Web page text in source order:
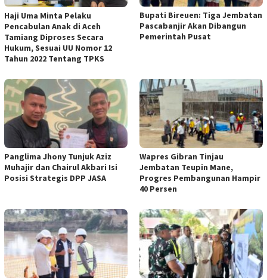
Haji Uma Minta Pelaku
Pencabulan Anak di Aceh
Tamiang Diproses Secara
Hukum, Sesuai UU Nomor 12
Tahun 2022 Tentang TPKS
Bupati Bireuen: Tiga Jembatan
Pascabanjir Akan Dibangun
Pemerintah Pusat
Panglima Jhony Tunjuk Aziz
Muhajir dan Chairul Akbari Isi
Posisi Strategis DPP JASA
Wapres Gibran Tinjau
Jembatan Teupin Mane,
Progres Pembangunan Hampir
40 Persen